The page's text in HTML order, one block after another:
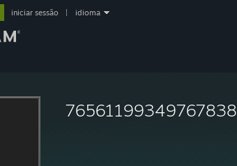
iniciar sessão idioma
76561199349767838